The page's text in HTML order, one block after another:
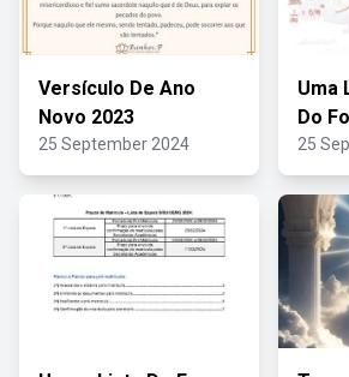
Versículo De Ano
Novo 2023
25 September 2024
Uma
Do
25